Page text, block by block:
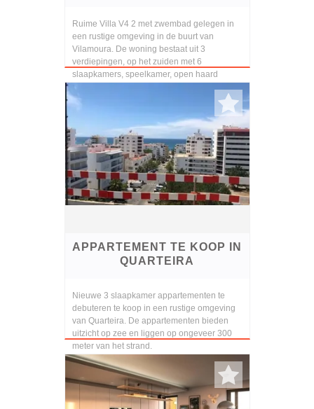
Ruime Villa V4 2 met zwembad gelegen in
een rustige omgeving in de buurt van
Vilamoura. De woning bestaat uit 3
verdiepingen, op het zuiden met 6
slaapkamers, speelkamer, open haard
APPARTEMENT TE KOOP IN
QUARTEIRA
Nieuwe 3 slaapkamer appartementen te
debuteren te koop in een rustige omgeving
van Quarteira. De appartementen bieden
uitzicht op zee en liggen op ongeveer 300
meter van het strand.